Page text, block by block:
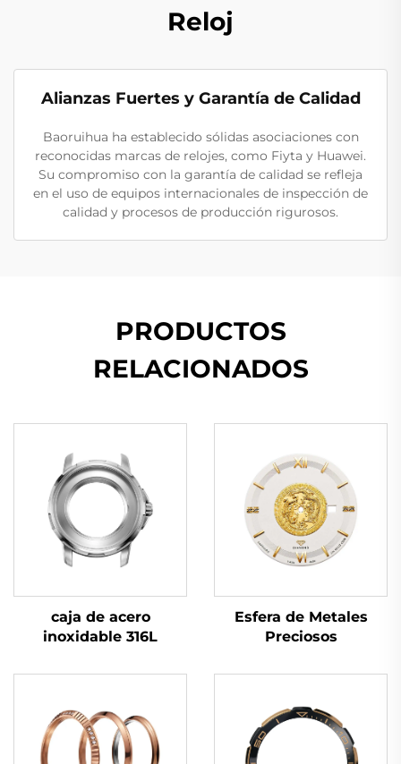
Reloj
Alianzas Fuertes y Garantía de Calidad
Baoruihua ha establecido sólidas asociaciones con
reconocidas marcas de relojes, como Fiyta y Huawei.
Su compromiso con la garantía de calidad se refleja
en el uso de equipos internacionales de inspección de
calidad y procesos de producción rigurosos.
PRODUCTOS
RELACIONADOS
caja de acero
inoxidable 316L
Esfera de Metales
Preciosos